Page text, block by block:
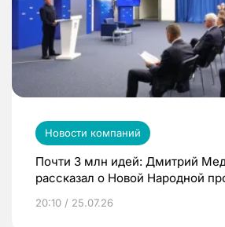
Новости компаний
Почти 3 млн идей: Дмитрий
рассказал о Новой Народной
20:10 / 25.07.26